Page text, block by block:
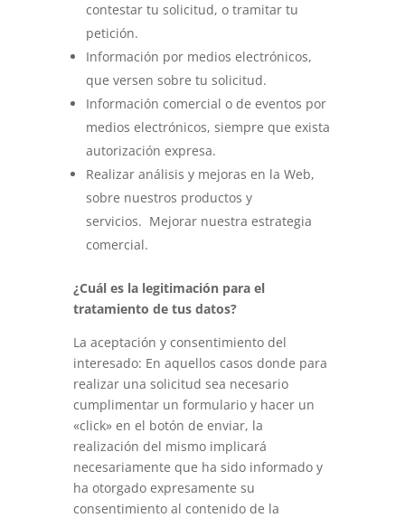
contestar tu solicitud, o tramitar tu
petición.
Información por medios electrónicos,
que versen sobre tu solicitud.
Información comercial o de eventos por
medios electrónicos, siempre que exista
autorización expresa.
Realizar análisis y mejoras en la Web,
sobre nuestros productos y
servicios. Mejorar nuestra estrategia
comercial.
¿Cuál es la legitimación para el
tratamiento de tus datos?
La aceptación y consentimiento del
interesado: En aquellos casos donde para
realizar una solicitud sea necesario
cumplimentar un formulario y hacer un
«click» en el botón de enviar, la
realización del mismo implicará
necesariamente que ha sido informado y
ha otorgado expresamente su
consentimiento al contenido de la